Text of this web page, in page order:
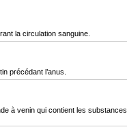
la circulation sanguine.
précédant l’anus.
à venin qui contient les substances